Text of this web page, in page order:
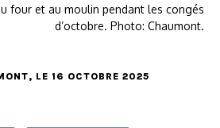
four et au moulin pendant les congés
d’octobre. Photo: Chaumont.
, LE 16 OCTOBRE 2025